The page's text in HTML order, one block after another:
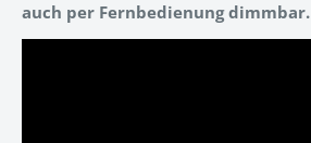
auch per Fernbedienung dimmbar.